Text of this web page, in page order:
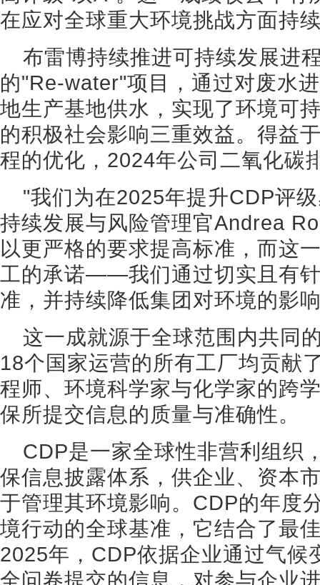
在应对全球重大环境挑战方面持
布雷博持续推进可持续发展进
的"Re-water"项目，通过对废水
地生产基地供水，实现了环境可
的积极社会影响三重效益。得益
程的优化，2024年公司二氧化碳
"我们为在2025年提升CDP评
持续发展与风险管理官Andrea
以更严格的要求提高标准，而这
工的承诺——我们通过切实且有
准，并持续降低集团对环境的影
这一成就源于全球范围内共同
18个国家运营的所有工厂均贡献
程师、环境科学家与化学家的跨
保所提交信息的质量与准确性。
CDP是一家全球性非营利组织
保信息披露体系，供企业、资本
于管理其环境影响。CDP的年度
境行动的全球基准，它结合了最
2025年，CDP依据企业通过气候
全问卷提交的信息，对参与企业